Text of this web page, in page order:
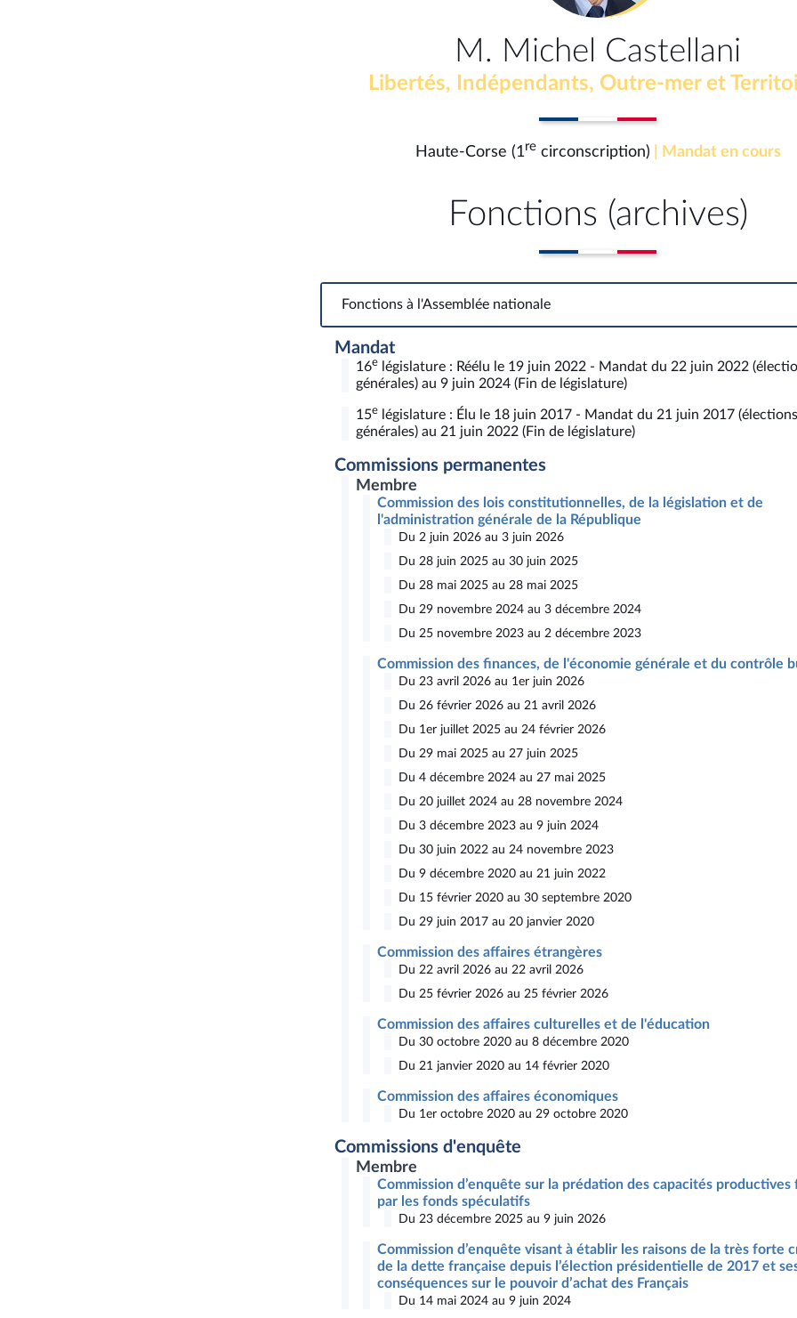
M. Michel Castellani
Libertés, Indépendants, Outre-mer et
Haute-Corse (1recirconscription) | Mandat en cours
Fonctions (archives)
Fonctions à l'Assemblée nationaleFonctions à l'Assemblée nationale
Mandat
16e législature : Réélu le 19 juin 2022 - Mandat du 22 juin 2022
générales) au 9 juin 2024 (Fin de législature)
15e législature : Élu le 18 juin 2017 - Mandat du 21 juin 2017 (élections
générales) au 21 juin 2022 (Fin de législature)
Commissions permanentes
Membre
Commission des lois constitutionnelles, de la législation et de
l'administration générale de la République
Du 2 juin 2026 au 3 juin 2026
Du 28 juin 2025 au 30 juin 2025
Du 28 mai 2025 au 28 mai 2025
Du 29 novembre 2024 au 3 décembre 2024
Du 25 novembre 2023 au 2 décembre 2023
Commission des finances, de l'économie générale et du contrôle
Du 23 avril 2026 au 1er juin 2026
Du 26 février 2026 au 21 avril 2026
Du 1er juillet 2025 au 24 février 2026
Du 29 mai 2025 au 27 juin 2025
Du 4 décembre 2024 au 27 mai 2025
Du 20 juillet 2024 au 28 novembre 2024
Du 3 décembre 2023 au 9 juin 2024
Du 30 juin 2022 au 24 novembre 2023
Du 9 décembre 2020 au 21 juin 2022
Du 15 février 2020 au 30 septembre 2020
Du 29 juin 2017 au 20 janvier 2020
Commission des affaires étrangères
Du 22 avril 2026 au 22 avril 2026
Du 25 février 2026 au 25 février 2026
Commission des affaires culturelles et de l'éducation
Du 30 octobre 2020 au 8 décembre 2020
Du 21 janvier 2020 au 14 février 2020
Commission des affaires économiques
Du 1er octobre 2020 au 29 octobre 2020
Commissions d'enquête
Membre
Commission d’enquête sur la prédation des capacités productives
par les fonds spéculatifs
Du 23 décembre 2025 au 9 juin 2026
Commission d’enquête visant à établir les raisons de la très forte
de la dette française depuis l’élection présidentielle de 2017 et
conséquences sur le pouvoir d’achat des Français
Du 14 mai 2024 au 9 juin 2024